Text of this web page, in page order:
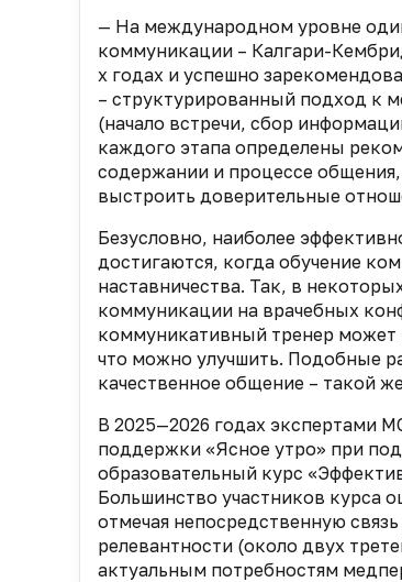
— На международном уровне
коммуникации – Калгари-
х годах и успешно
– структурированный подход к
(начало встречи, сбор
каждого этапа определены
содержании и процессе
выстроить доверительные
Безусловно, наиболее
достигаются, когда обучение
наставничества. Так, в
коммуникации на врачебных
коммуникативный тренер может
что можно улучшить. Подобные
качественное общение – такой
В 2025—2026 годах экспертами
поддержки «Ясное утро» при
образовательный курс
Большинство участников курса
отмечая непосредственную
релевантности (около двух
актуальным потребностям